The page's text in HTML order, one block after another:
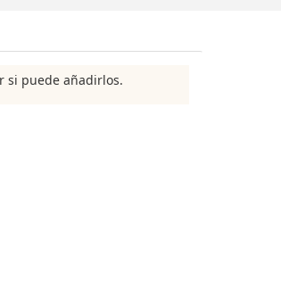
si puede añadirlos.